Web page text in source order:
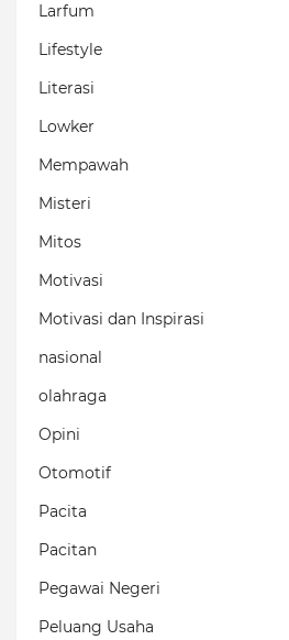
Larfum
Lifestyle
Literasi
Lowker
Mempawah
Misteri
Mitos
Motivasi
Motivasi dan Inspirasi
nasional
olahraga
Opini
Otomotif
Pacita
Pacitan
Pegawai Negeri
Peluang Usaha